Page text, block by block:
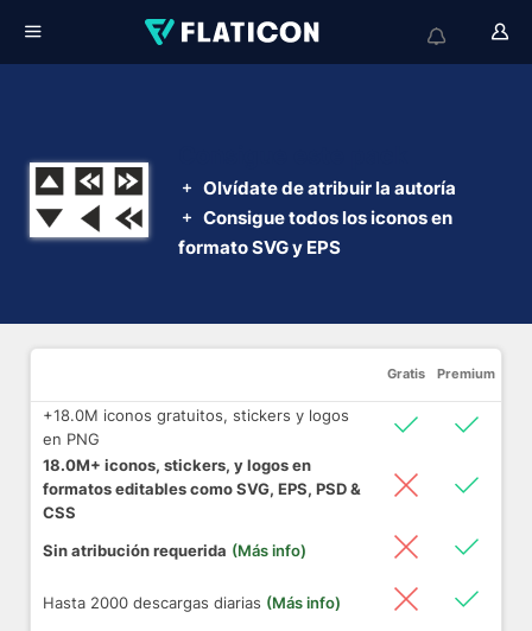
Olvídate de atribuir la autoría
Consigue todos los iconos en
formato SVG y EPS
Gratis Premium
+18.0M iconos gratuitos, stickers y logos
en PNG
18.0M+ iconos, stickers, y logos en
formatos editables como SVG, EPS, PSD &
CSS
Sin atribución requerida (Más info)
Hasta 2000 descargas diarias (Más info)